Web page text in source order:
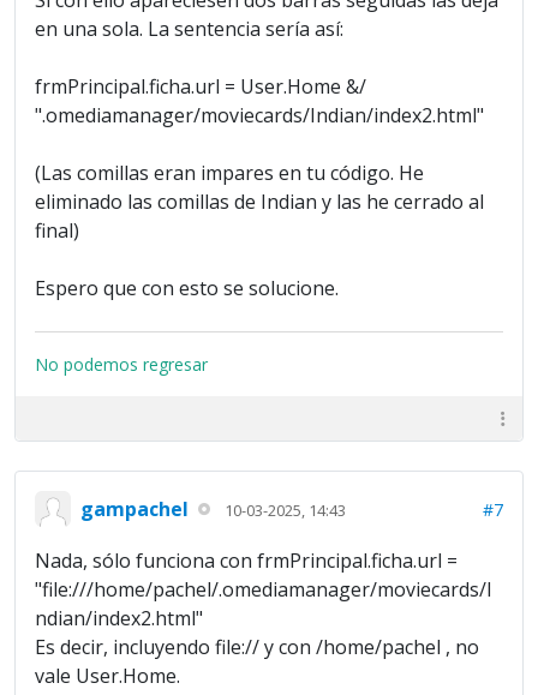
en una sola. La sentencia sería así:
frmPrincipal.ficha.url = User.Home &/
".omediamanager/moviecards/Indian/index2.html"
(Las comillas eran impares en tu código. He
eliminado las comillas de Indian y las he cerrado al
final)
Espero que con esto se solucione.
No podemos regresar
gampachel 10-03-2025, 14:43 #7
Nada, sólo funciona con frmPrincipal.ficha.url =
"file:///home/pachel/.omediamanager/moviecards/I
ndian/index2.html"
Es decir, incluyendo file:// y con /home/pachel , no
vale User.Home.